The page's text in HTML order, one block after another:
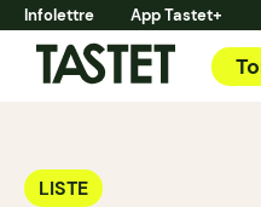
Infolettre App Tastet+
LISTE